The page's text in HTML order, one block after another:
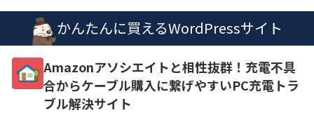
かんたんに買えるWordPressサイト
Amazonアソシエイトと相性抜群！充電不具
合からケーブル購入に繋げやすいPC充電トラ
ブル解決サイト